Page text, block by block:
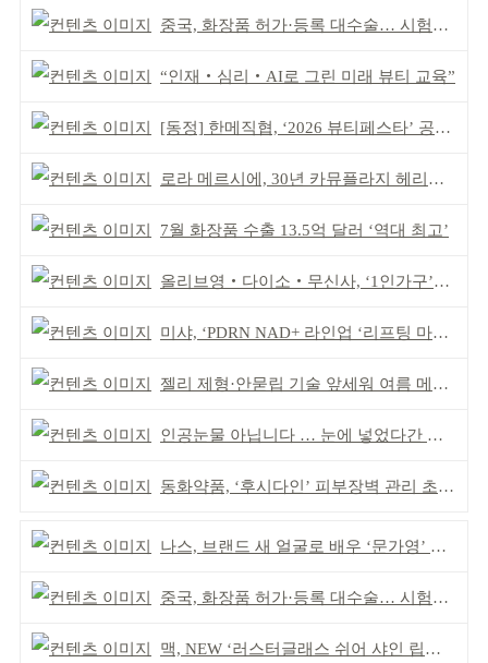
중국, 화장품 허가·등록 대수술… 시험자료 공용 허용
“인재‧심리‧AI로 그린 미래 뷰티 교육”
[동정] 한메직협, ‘2026 뷰티페스타’ 공동 주최
로라 메르시에, 30년 카뮤플라지 헤리티지 담아
7월 화장품 수출 13.5억 달러 ‘역대 최고’
올리브영‧다이소‧무신사, ‘1인가구’가 이끈다
미샤, ‘PDRN NAD+ 라인업 ‘리프팅 마스크’ 출시
젤리 제형·안묻립 기술 앞세워 여름 메이크업 시장 공략
인공눈물 아닙니다 … 눈에 넣었다간 각막 손상
동화약품, ‘후시다인’ 피부장벽 관리 초점 ‘리브랜딩’
나스, 브랜드 새 얼굴로 배우 ‘문가영’ 발탁
중국, 화장품 허가·등록 대수술… 시험자료 공용 허용
맥, NEW ‘러스터글래스 쉬어 샤인 립스틱’ 출시